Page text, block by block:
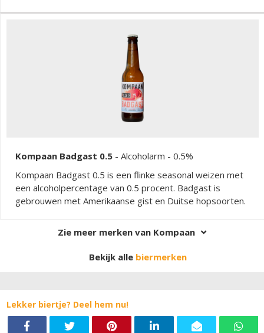
Kompaan Badgast 0.5 - Alcoholarm - 0.5%
Kompaan Badgast 0.5 is een flinke seasonal weizen met
een alcoholpercentage van 0.5 procent. Badgast is
gebrouwen met Amerikaanse gist en Duitse hopsoorten.
Zie meer merken van Kompaan
Bekijk alle biermerken
Lekker biertje? Deel hem nu!